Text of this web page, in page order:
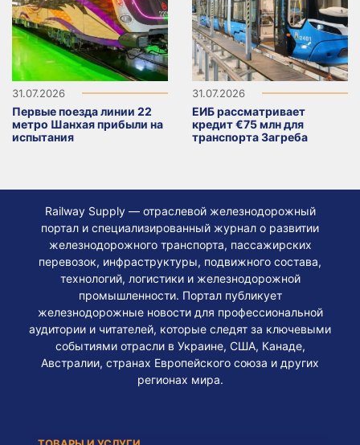
31.07.2026
Первые поезда линии 22
метро Шанхая прибыли на
испытания
31.07.2026
ЕИБ рассматривает
кредит €75 млн для
транспорта Загреба
Railway Supply — отраслевой железнодорожный
портал и специализированный журнал о развитии
железнодорожного транспорта, пассажирских
перевозок, инфраструктуры, подвижного состава,
технологий, логистики и железнодорожной
промышленности. Портал публикует
железнодорожные новости для профессиональной
аудитории и читателей, которые следят за ключевыми
событиями отрасли в Украине, США, Канаде,
Австралии, странах Европейского союза и других
регионах мира.